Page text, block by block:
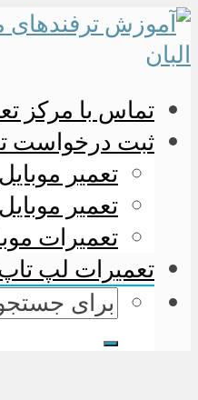
تماس با مرکز
ثبت درخواست
تعمیر
تعمیر
تعمیرات
تعمیرات لپ